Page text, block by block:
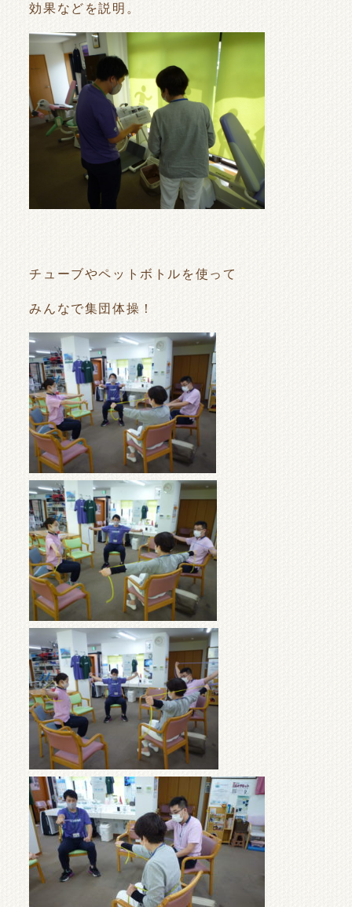
効果などを説明。
チューブやペットボトルを使って
みんなで集団体操！